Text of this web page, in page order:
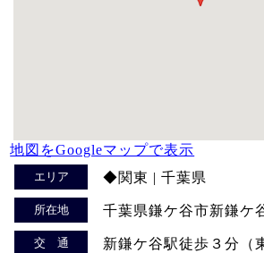
地図をGoogleマップで表示
エリア ◆関東 | 千葉県
所在地 千葉県鎌ケ谷市新鎌ケ
交 通
新鎌ケ谷駅徒歩３分（